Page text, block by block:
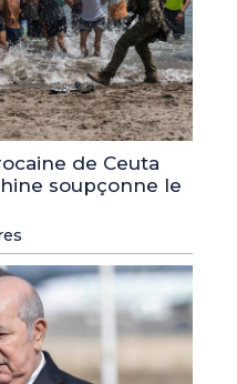
de Ceuta
soupçonne le